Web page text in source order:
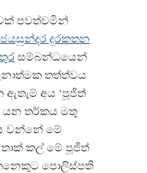
පවත්වමින්
දුරකතන
සම්බන්ධයෙන්
තත්ත්වය
ඇතැම් අය ‘පූජිත්
යන තර්කය මතු
වන්නේ මේ
කල් මේ පූජිත්
පොලිස්පති